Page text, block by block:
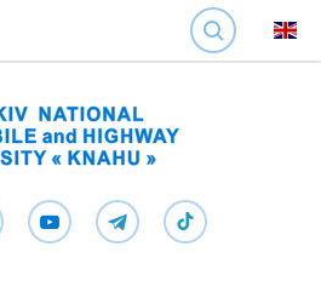
SEARCH